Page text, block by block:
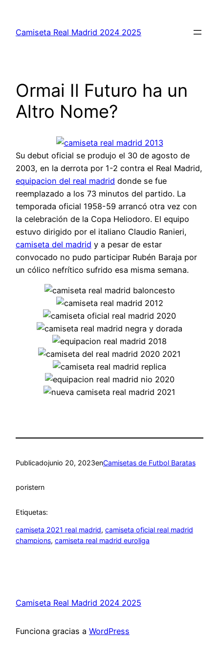
contenido
Camiseta Real Madrid 2024 2025
Ormai Il Futuro ha un
Altro Nome?
Su debut oficial se produjo el 30 de agosto de
2003, en la derrota por 1-2 contra el Real Madrid,
equipacion del real madrid donde se fue
reemplazado a los 73 minutos del partido. La
temporada oficial 1958-59 arrancó otra vez con
la celebración de la Copa Heliodoro. El equipo
estuvo dirigido por el italiano Claudio Ranieri,
camiseta del madrid y a pesar de estar
convocado no pudo participar Rubén Baraja por
un cólico nefrítico sufrido esa misma semana.
Publicadojunio 20, 2023enCamisetas de Futbol Baratas
poristern
Etiquetas:
camiseta 2021 real madrid, camiseta oficial real madrid
champions, camiseta real madrid euroliga
Camiseta Real Madrid 2024 2025
Funciona gracias a WordPress